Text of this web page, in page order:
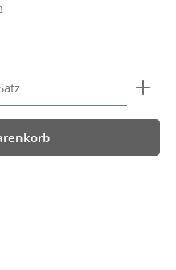
gewünschten Wert ein